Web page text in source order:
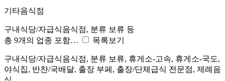
기타음식점
구내식당/자급식음식점, 분류 보류 등
총 9개의 업종 포함…
목록보기
구내식당/자급식음식점, 분류 보류, 휴게소-고속, 휴게소-국도,
야식집, 반찬/국배달, 출장 부페, 출장/단체급식 전문점, 제례음